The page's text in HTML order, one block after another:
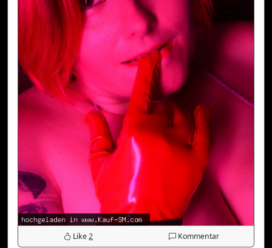
Like2 Kommentar